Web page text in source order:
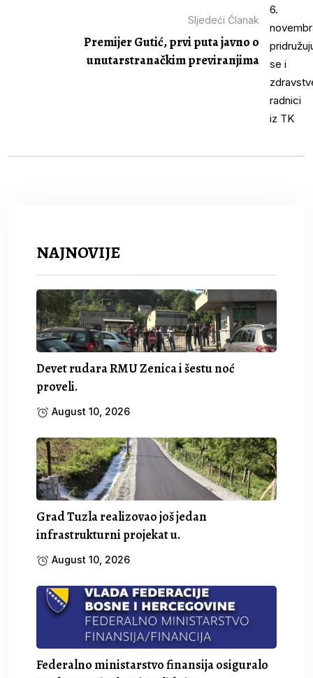
Sljedeći Članak
Premijer Gutić, prvi puta javno o
unutarstranačkim previranjima
NAJNOVIJE
Devet rudara RMU Zenica i šestu noć
proveli.
August 10, 2026
Grad Tuzla realizovao još jedan
infrastrukturni projekat u.
August 10, 2026
Federalno ministarstvo finansija osiguralo